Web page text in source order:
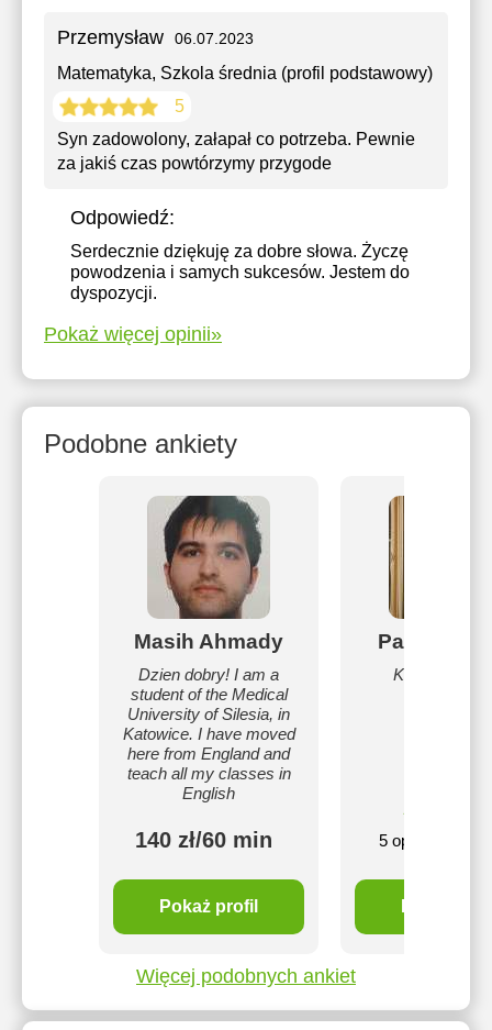
Przemysław 06.07.2023
Matematyka, Szkola średnia (profil podstawowy)
5
Syn zadowolony, załapał co potrzeba. Pewnie
za jakiś czas powtórzymy przygode
Odpowiedź:
Serdecznie dziękuję za dobre słowa. Życzę
powodzenia i samych sukcesów. Jestem do
dyspozycji.
Pokaż więcej opinii»
Podobne ankiety
Masih Ahmady
Dzien dobry! I am a
student of the Medical
University of Silesia, in
Katowice. I have moved
here from England and
teach all my classes in
English
140 zł/60 min
Pokaż profil
Paulina
5 opinie
Więcej podobnych ankiet